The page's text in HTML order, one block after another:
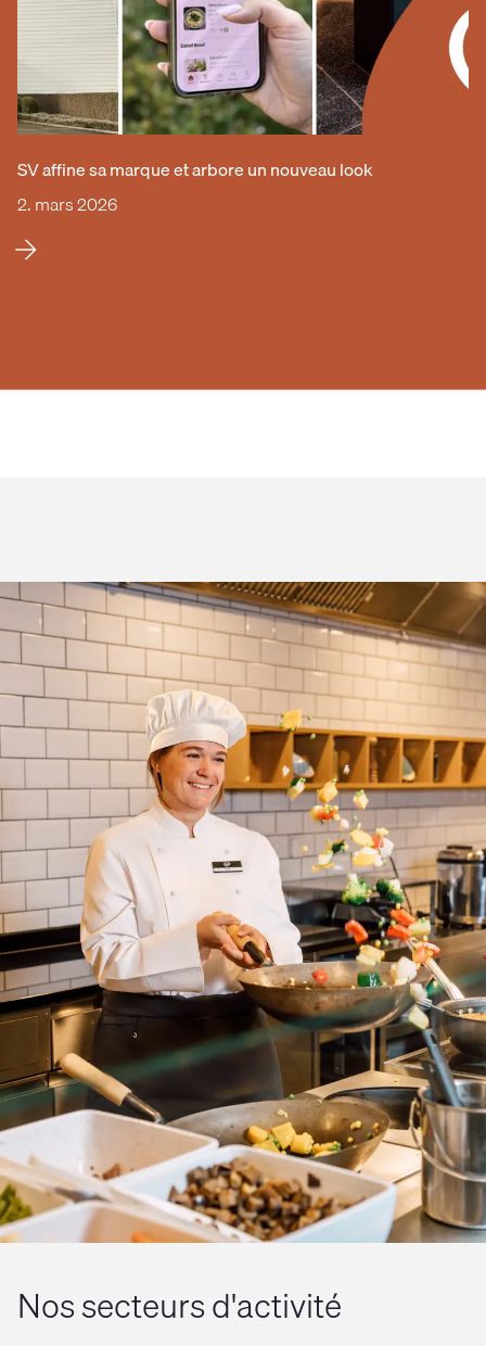
SV affine sa marque et arbore un nouveau look
2. mars 2026
Nos secteurs d'activité